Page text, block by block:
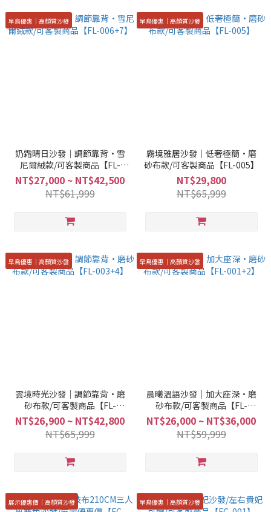
早鳥優惠｜高顏質沙發
奶霜晴日沙發｜調節靠背·雪
尼爾絨款/可客製商品【FL-
006+7】
NT$27,000 ~ NT$42,500
NT$61,999
早鳥優惠｜高顏質沙發
霧境雅居沙發｜低奢極簡·磨
砂布款/可客製商品【FL-005】
NT$29,800
NT$65,999
早鳥優惠｜高顏質沙發
雲境時光沙發｜調節靠背·磨
砂布款/可客製商品【FL-
003+4】
NT$26,900 ~ NT$42,800
NT$65,999
早鳥優惠｜高顏質沙發
晨曦溫語沙發｜加大座深·磨
砂布款/可客製商品【FL-
001+2】
NT$26,000 ~ NT$36,000
NT$59,999
展示優惠價｜高顏質沙發 早鳥優惠｜高顏質沙發